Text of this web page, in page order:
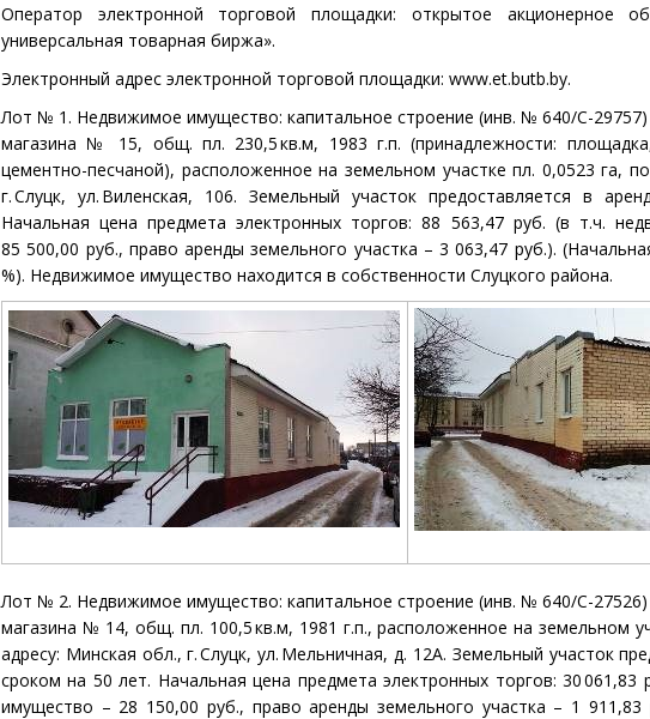
Оператор электронной торговой площадки: открытое акционерное
универсальная товарная биржа».
Электронный адрес электронной торговой площадки: www.et.butb.by.
Лот № 1. Недвижимое имущество: капитальное строение (инв. № 640/С-29757)
магазина № 15, общ. пл. 230,5кв.м, 1983 г.п. (принадлежности:
цементно-песчаной), расположенное на земельном участке пл. 0,0523 га,
г. Слуцк, ул. Виленская, 106. Земельный участок предоставляется в
Начальная цена предмета электронных торгов:88 563,47руб. (в т.ч.
85 500,00 руб., право аренды земельного участка – 3 063,47 руб.). (
%). Недвижимое имущество находится в собственности Слуцкого района.
Лот № 2. Недвижимое имущество: капитальное строение (инв. № 640/С-27526)
магазина № 14, общ. пл. 100,5кв.м, 1981 г.п., расположенное на земельном
адресу: Минская обл., г. Слуцк, ул. Мельничная, д. 12А. Земельный участок
сроком на 50 лет. Начальная цена предмета электронных торгов:30061,83
имущество – 28 150,00 руб., право аренды земельного участка – 1 911,83